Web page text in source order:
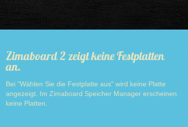
Zimaboard 2 zeigt keine Festplatten
an.
Bei "Wählen Sie die Festplatte aus" wird keine Platte
angezeigt. Im Zimaboard Speicher Manager erscheinen
keine Platten.